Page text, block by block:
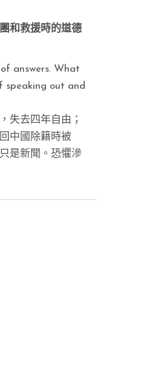
和救援時的道德
answers. What
speaking out and
失去四年自由；
中國除籍時被
是新聞。恐懼滲